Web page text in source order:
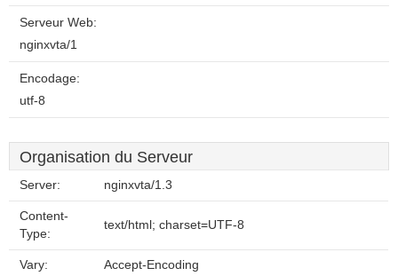
Serveur Web:
nginxvta/1
Encodage:
utf-8
Organisation du Serveur
Server: nginxvta/1.3
Content-
Type:
text/html; charset=UTF-8
Vary: Accept-Encoding